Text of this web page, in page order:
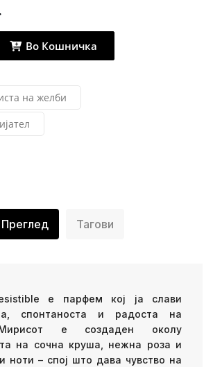
Во Кошничка
на желби
Преглед Тагови
е парфем кој ја слави
спонтаноста и радоста на
е создаден околу
на сочна круша, нежна роза и
ноти – спој што дава чувство на